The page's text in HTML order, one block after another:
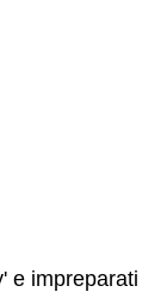
e impreparati